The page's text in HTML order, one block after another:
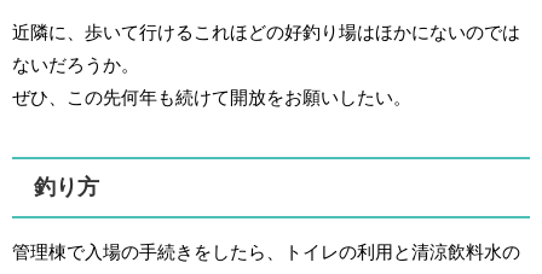
近隣に、歩いて行けるこれほどの好釣り場はほかにないのでは
ないだろうか。
ぜひ、この先何年も続けて開放をお願いしたい。
釣り方
管理棟で入場の手続きをしたら、トイレの利用と清涼飲料水の